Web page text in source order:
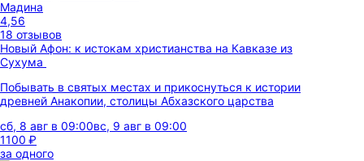
Мадина
4,56
18 отзывов
Новый Афон: к истокам христианства на Кавказе из
Сухума
Побывать в святых местах и прикоснуться к истории
древней Анакопии, столицы Абхазского царства
сб, 8 авг в 09:00вс, 9 авг в 09:00
1100 ₽
за одного